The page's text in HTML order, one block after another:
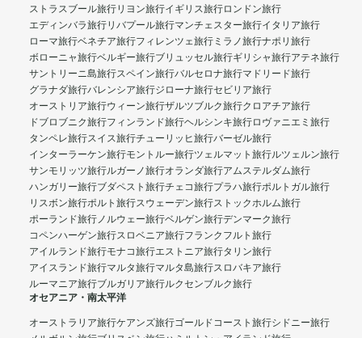
ストラスブール旅行リヨン旅行イギリス旅行ロンドン旅行
エディンバラ旅行リバプール旅行マンチェスター旅行イタリア旅行
ローマ旅行ベネチア旅行フィレンツェ旅行 ミラノ旅行ナポリ旅行
ボローニャ旅行ベルギー旅行ブリュッセル旅行ギリシャ旅行アテネ旅行
サントリーニ島旅行スペイン旅行バルセロナ旅行マドリード旅行
グラナダ旅行バレンシア旅行ジローナ旅行セビリア旅行
オーストリア旅行ウィーン旅行ザルツブルク旅行クロアチア旅行
ドブロブニク旅行フィンランド旅行ヘルシンキ旅行ロヴァニエミ旅行
タンペレ旅行スイス旅行チューリッヒ旅行バーゼル旅行
インターラーケン旅行モントルー旅行ツェルマット旅行ルツェルン旅行
サンモリッツ旅行ルガーノ旅行オランダ旅行アムステルダム旅行
ハンガリー旅行ブダペスト旅行チェコ旅行プラハ旅行ポルトガル旅行
リスボン旅行ポルト旅行スウェーデン旅行ストックホルム旅行
ポーランド旅行ノルウェー旅行ベルゲン旅行デンマーク旅行
コペンハーゲン旅行スロベニア旅行フランクフルト旅行
アイルランド旅行モナコ旅行エストニア旅行タリン旅行
アイスランド旅行マルタ旅行マルタ島旅行スロバキア旅行
ルーマニア旅行ブルガリア旅行ルクセンブルク旅行
オセアニア・南太平洋
オーストラリア旅行ケアンズ旅行ゴールドコースト旅行シドニー旅行